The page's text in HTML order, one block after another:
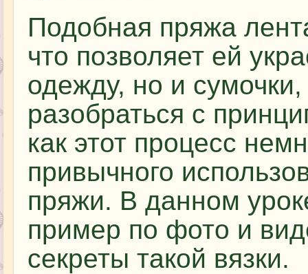
Подобная пряжа
что позволяет ей
одежду, но и
разобраться с
как этот процесс
привычного
пряжи. В данном
пример по фото и
секреты такой вязки.